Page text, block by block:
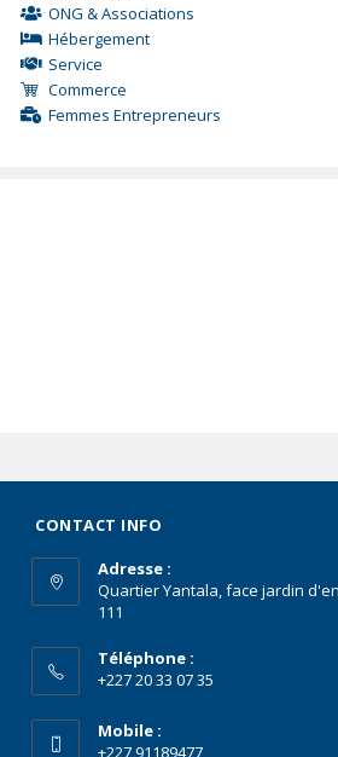
ONG & Associations
Hébergement
Service
Commerce
Femmes Entrepreneurs
CONTACT INFO
Adresse :
Quartier Yantala, face jardin
111
Téléphone :
+227 20 33 07 35
Mobile :
+227 91189477